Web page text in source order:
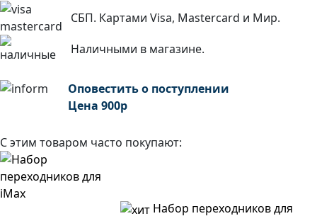
СБП. Картами Visa, Mastercard и Мир.
Наличными в магазине.
Оповестить о поступлении
Цена 900р
С этим товаром часто покупают:
Набор переходников для